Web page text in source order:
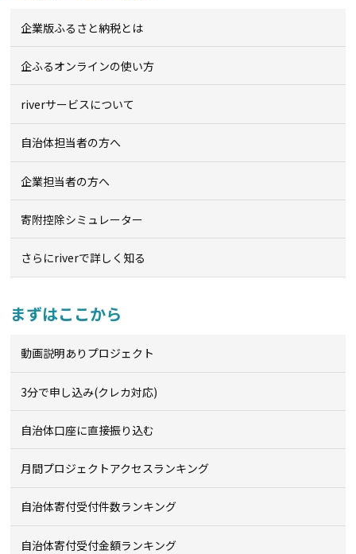
企業版ふるさと納税とは
企ふるオンラインの使い方
riverサービスについて
自治体担当者の方へ
企業担当者の方へ
寄附控除シミュレーター
さらにriverで詳しく知る
まずはここから
動画説明ありプロジェクト
3分で申し込み(クレカ対応)
自治体口座に直接振り込む
月間プロジェクトアクセスランキング
自治体寄付受付件数ランキング
自治体寄付受付金額ランキング